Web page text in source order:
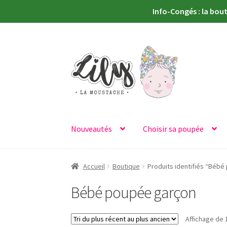
Info-Congés : la
à
la
navigation
au
contenu
Nouveautés Choisir sa poupée
Accueil Boutique Produits identifiés “Bébé
Bébé poupée garçon
Affichage de